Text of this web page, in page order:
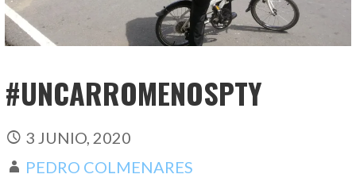
#UNCARROMENOSPTY
3 JUNIO, 2020
PEDRO COLMENARES